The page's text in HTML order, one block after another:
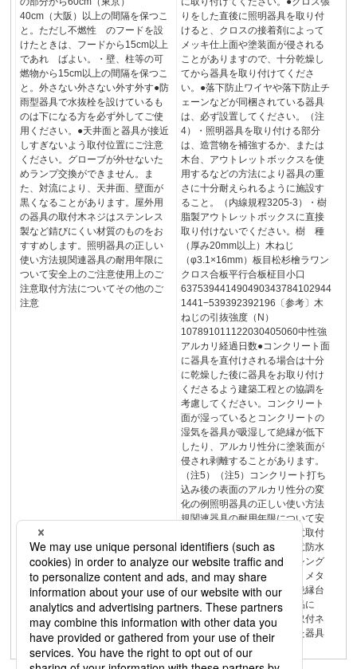
40cm（大阪）以上の間隔を保つこ
と。ただし不燃性 のフードを設
けたときは、フードから15cm以上
であれ ばよい。・壁、柱等の可
燃物から15cm以上の間隔を保つこ
と。外さない外さない外す外す●防
雨型器具で水抜栓を設けているも
のは下になる方を必ず外してご使
用ください。●天井面と器具が接近
しすぎないよう取付位置にご注意
ください。グローブが外せないた
めランプ交換ができません。ま
た、対流により、天井面、壁面が
黒くなることがあります。屋外用
の器具の取付木ネジはステンレス
製など錆びにくい材質のものをお
すすめします。照明器具の正しい
使い方法規関連器具の耐用年限に
ついて安全上のご注意使用上のご
注意取付方法についてその他のご
注意
りをした直後に照明器具を取り付
けると、クロスの接着剤によって
メッキ仕上面や塗装面が侵される
ことがありますので、十分乾燥し
てから器具を取り付けてくださ
い。●落下防止ワイヤや落下防止チ
ェーンなどが同梱されている器具
は、必ず設置してください。（注
4）・照明器具を取り付ける部分
は、造営物を補強するか、または
木台、アウトレットボックスを使
用するなどの方法により器具の重
さに十分耐えられるように施設す
ること。（内線規程3205-3）・樹
脂製アウトレットボックスに直接
取り付けないでください。樹 種
（厚み20mm以上）木ねじ
（φ3.1×16mm）板目松杉檜ラワン
クロス合板平行合板柾目小口
637539441490490343784102944
1441−539392392196〔参考〕木
ねじの引抜強度（N）
107891011122030405060中性強
アルカリ経過日数●コンクリート面
に器具を直付けされる場合は十分
に乾燥した後に器具をお取り付け
くださるよう建築工程との協調を
考慮してください。コンクリート
面が湿っているとコンクリートの
湿気を器具が吸湿して絶縁が低下
したり、アルカリ性分に塗装面が
侵され剥離することがあります。
（注5）（注5）コンクリート打ち
込み後の表面のアルカリ性分の変
化の例照明器具の正しい使い方法
規関連器具の耐用年限について安
全上のご注意使用上のご注意取付
方法についてその他のご注意防水
シートメタルラス絶縁ブッシング
モルタルモルタル防水シートメタ
ルラス器具取付ネジ木台・絶縁台
照明器具照明器具※当社商品に
は、本体または付属の器具取付ネ
ジに絶縁ブッシングを備えた器具
もあります。